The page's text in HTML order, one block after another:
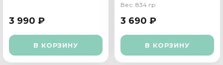
3 990 ₽
В КОРЗИНУ
Вес: 834 гр
3 690 ₽
В КОРЗИНУ